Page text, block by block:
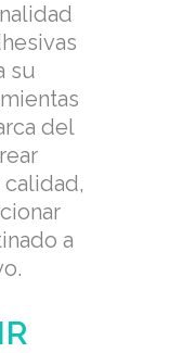
su
del
a